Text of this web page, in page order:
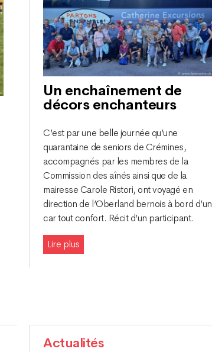
Un enchaînement de
décors enchanteurs
C’est par une belle journée qu’une
quarantaine de seniors de Crémines,
accompagnés par les membres de la
Commission des aînés ainsi que de la
mairesse Carole Ristori, ont voyagé en
direction de l’Oberland bernois à bord d’un
car tout confort. Récit d’un participant.
Lire plus
Actualités